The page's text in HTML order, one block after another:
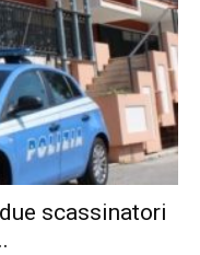
scassinatori